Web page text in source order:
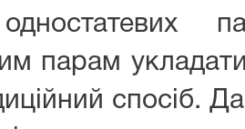
парам
спосіб.